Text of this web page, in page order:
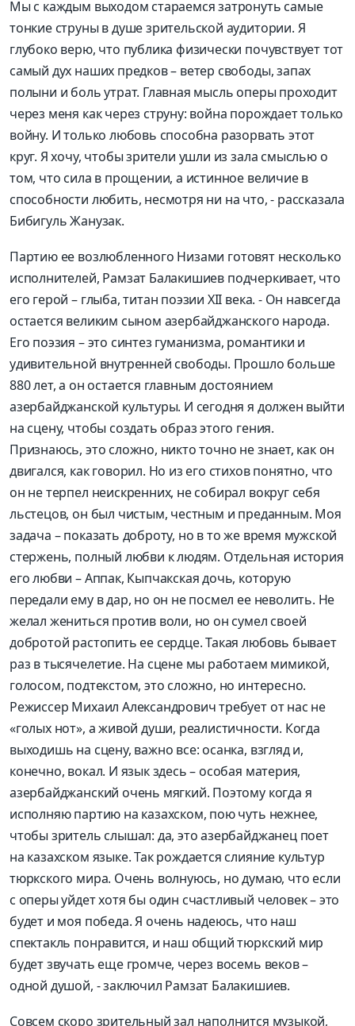
Мы с каждым выходом стараемся затронуть самые
тонкие струны в душе зрительской аудитории. Я
глубоко верю, что публика физически почувствует тот
самый дух наших предков – ветер свободы, запах
полыни и боль утрат. Главная мысль оперы проходит
через меня как через струну: война порождает только
войну. И только любовь способна разорвать этот
круг. Я хочу, чтобы зрители ушли из зала смыслью о
том, что сила в прощении, а истинное величиев
способности любить, несмотря ни на что, - рассказала
БибигульЖанузак.
Партию ее возлюбленного Низами готовят несколько
исполнителей, Рамзат Балакишиев подчеркивает, что
его герой –глыба, титан поэзии XII века. - Он навсегда
остается великим сыном азербайджанского народа.
Его поэзия – это синтез гуманизма, романтики и
удивительной внутренней свободы. Прошло больше
880 лет, а он остается главным достоянием
азербайджанской культуры. И сегодня я должен выйти
на сцену, чтобы создать образэтого гения.
Признаюсь, это сложно, никто точно не знает, как он
двигался, как говорил. Но из его стихов понятно, что
он не терпел неискренних, не собирал вокруг себя
льстецов, он был чистым, честным и преданным. Моя
задача – показать доброту, но в то же время мужской
стержень, полный любви к людям. Отдельная история
его любви –Аппак, Кыпчакская дочь, которую
передали емув дар, но он не посмел ееневолить. Не
желал жениться против воли, но он сумел своей
добротой растопить ее сердце.Такая любовь бывает
раз в тысячелетие. На сцене мы работаем мимикой,
голосом, подтекстом, это сложно, но интересно.
Режиссер Михаил Александрович требует от нас не
«голых нот», а живой души, реалистичности. Когда
выходишь на сцену, важно все: осанка, взгляд и,
конечно, вокал. И языкздесь – особая материя,
азербайджанский очень мягкий. Поэтому когда я
исполняю партию на казахском, пою чуть нежнее,
чтобы зритель слышал: да, это азербайджанец поет
на казахском языке. Так рождается слияние культур
тюркского мира. Очень волнуюсь, но думаю, что если
с оперы уйдет хотя бы один счастливый человек –это
будет и моя победа. Я очень надеюсь, что наш
спектакль понравится, и наш общий тюркский мир
будетзвучать еще громче, через восемь веков –
одной душой, - заключил Рамзат Балакишиев.
Совсем скоро зрительныйзал наполнится музыкой,